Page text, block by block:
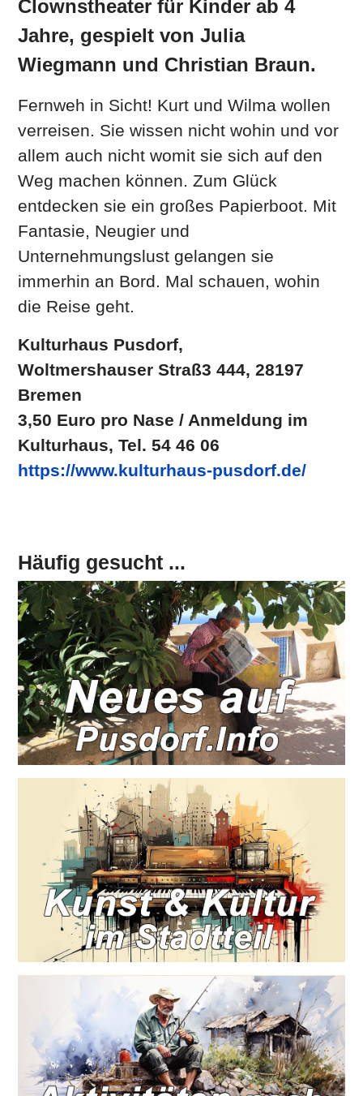
Clownstheater für Kinder ab 4
Jahre, gespielt von Julia
Wiegmann und Christian Braun.
Fernweh in Sicht! Kurt und Wilma wollen
verreisen. Sie wissen nicht wohin und vor
allem auch nicht womit sie sich auf den
Weg machen können. Zum Glück
entdecken sie ein großes Papierboot. Mit
Fantasie, Neugier und
Unternehmungslust gelangen sie
immerhin an Bord. Mal schauen, wohin
die Reise geht.
Kulturhaus Pusdorf,
Woltmershauser Straß3 444, 28197
Bremen
3,50 Euro pro Nase / Anmeldung im
Kulturhaus, Tel. 54 46 06
https://www.kulturhaus-pusdorf.de/
Häufig gesucht ...